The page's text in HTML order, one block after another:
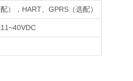
），HART、GPRS（选配）